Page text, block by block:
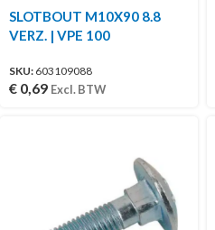
SLOTBOUT M10X90 8.8
VERZ. | VPE 100
SKU: 603109088
€ 0,69 Excl. BTW